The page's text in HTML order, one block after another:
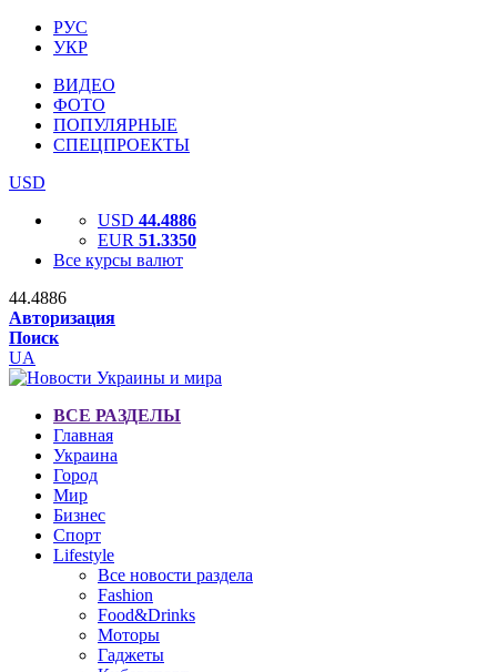
РУС
УКР
ВИДЕО
ФОТО
ПОПУЛЯРНЫЕ
СПЕЦПРОЕКТЫ
USD
USD 44.4886
EUR 51.3350
Все курсы валют
44.4886
Авторизация
Поиск
UA
ВСЕ РАЗДЕЛЫ
Главная
Украина
Город
Мир
Бизнес
Спорт
Lifestyle
Все новости раздела
Fashion
Food&Drinks
Моторы
Гаджеты